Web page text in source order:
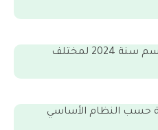
لوائح الترقية بالاختيار برسم سنة 2024 لمختلف
حسب النظام الأساسي